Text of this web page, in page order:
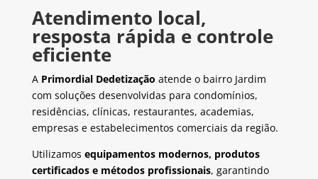
Atendimento local,
resposta rápida e controle
eficiente
A Primordial Dedetização atende o bairro Jardim
com soluções desenvolvidas para condomínios,
residências, clínicas, restaurantes, academias,
empresas e estabelecimentos comerciais da região.
Utilizamos equipamentos modernos, produtos
certificados e métodos profissionais, garantindo